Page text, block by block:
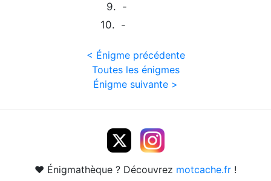
9. -
10. -
< Énigme précédente
Toutes les énigmes
Énigme suivante >
❤️ Énigmathèque ? Découvrez motcache.fr !